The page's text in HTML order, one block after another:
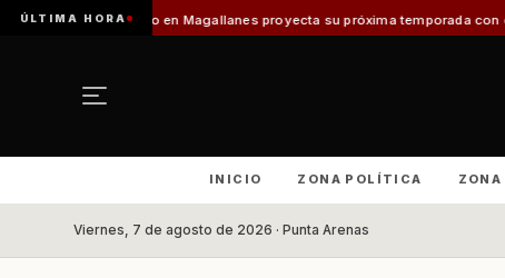
ÚLTIMA HORA
en Magallanes proyecta su próxima temporada con el inicio de
INICIO ZONA POLÍTICA ZONA
Viernes, 7 de agosto de 2026 · Punta Arenas